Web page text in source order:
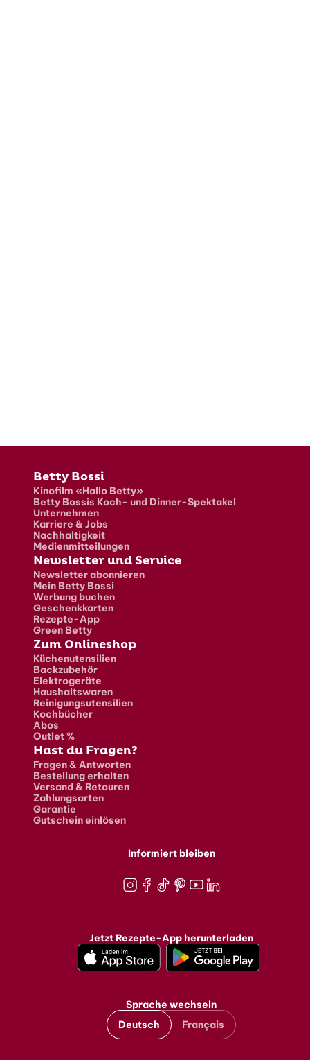
Fusszeile
Betty Bossi
Kinofilm «Hallo Betty»
Betty Bossis Koch- und Dinner-Spektakel
Unternehmen
Karriere & Jobs
Nachhaltigkeit
Medienmitteilungen
Newsletter und Service
Newsletter abonnieren
Mein Betty Bossi
Werbung buchen
Geschenkkarten
Rezepte-App
Green Betty
Zum Onlineshop
Küchenutensilien
Backzubehör
Elektrogeräte
Haushaltswaren
Reinigungsutensilien
Kochbücher
Abos
Outlet %
Hast du Fragen?
Fragen & Antworten
Bestellung erhalten
Versand & Retouren
Zahlungsarten
Garantie
Gutschein einlösen
Informiert bleiben
Jetzt Rezepte-App herunterladen
Sprache wechseln
Deutsch
Français